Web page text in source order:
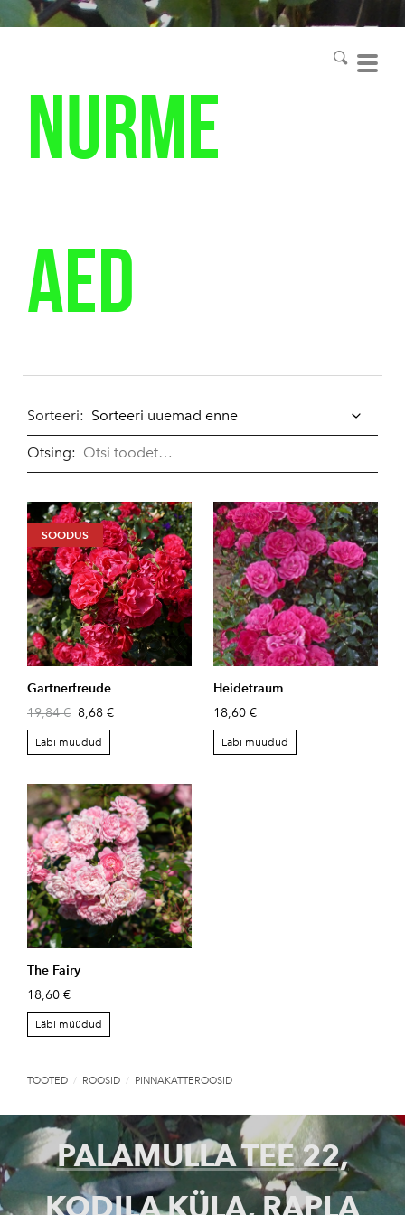
Nurme
aed
Sorteeri:
Otsing:
SOODUS
Gartnerfreude
19,84 € 8,68 €
Läbi müüdud
Heidetraum
18,60 €
Läbi müüdud
The Fairy
18,60 €
Läbi müüdud
TOOTED / ROOSID / PINNAKATTEROOSID
PALAMULLA TEE 22,
KODILA KÜLA, RAPLA